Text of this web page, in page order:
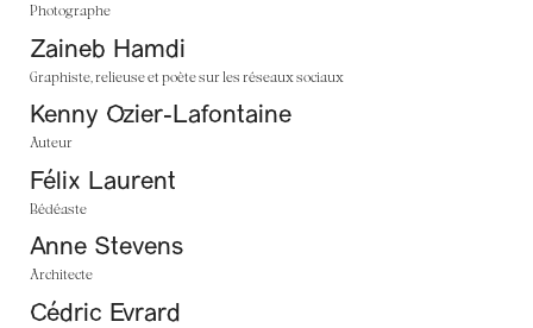
Photographe
Zaineb Hamdi
Graphiste, relieuse et poète sur les réseaux sociaux
Kenny Ozier-Lafontaine
Auteur
Félix Laurent
Bédéaste
Anne Stevens
Architecte
Cédric Evrard